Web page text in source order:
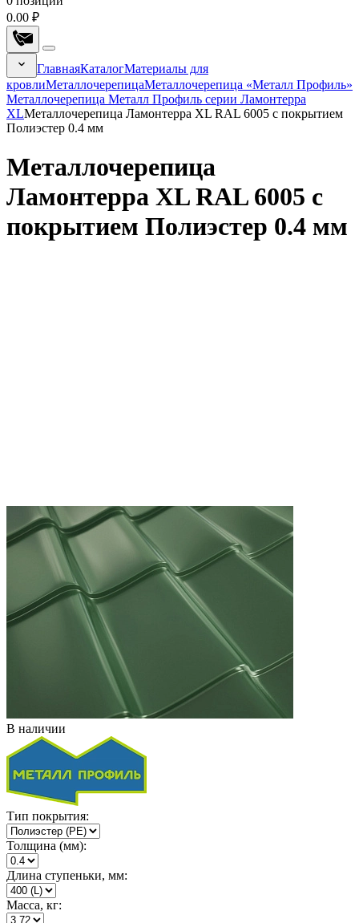
0.00 ₽
ГлавнаяКаталогМатериалы для
кровлиМеталлочерепицаМеталлочерепица «Металл Профиль»
Металлочерепица Металл Профиль серии Ламонтерра
XLМеталлочерепица Ламонтерра XL RAL 6005 с покрытием
Полиэстер 0.4 мм
Металлочерепица
Ламонтерра XL RAL 6005 с
покрытием Полиэстер 0.4 мм
В наличии
Тип покрытия:
Толщина (мм):
Длина ступеньки, мм:
Масса, кг: